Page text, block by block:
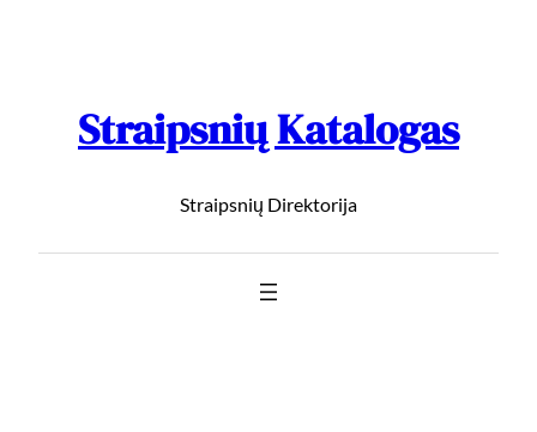
Straipsnių Katalogas
Straipsnių Direktorija